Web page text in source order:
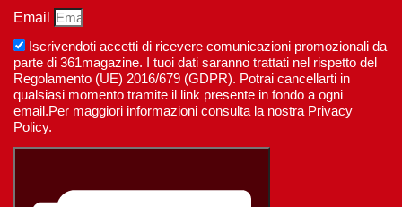
Email
Iscrivendoti accetti di ricevere comunicazioni promozionali da
parte di 361magazine. I tuoi dati saranno trattati nel rispetto del
Regolamento (UE) 2016/679 (GDPR). Potrai cancellarti in
qualsiasi momento tramite il link presente in fondo a ogni
email.Per maggiori informazioni consulta la nostra Privacy
Policy.